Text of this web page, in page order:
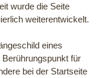
wurde die Seite
weiterentwickelt.
eines
für
bei der Startseite